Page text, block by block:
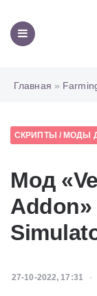
Главная »
СКРИПТЫ / МОДЫ
Мод
27-10-2022, 17:31